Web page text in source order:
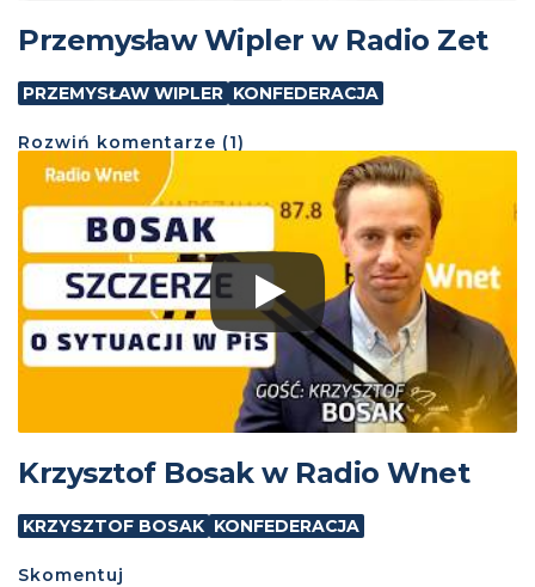
Przemysław Wipler w Radio Zet
PRZEMYSŁAW WIPLER KONFEDERACJA
Rozwiń komentarze (1)
Krzysztof Bosak w Radio Wnet
KRZYSZTOF BOSAK KONFEDERACJA
Skomentuj